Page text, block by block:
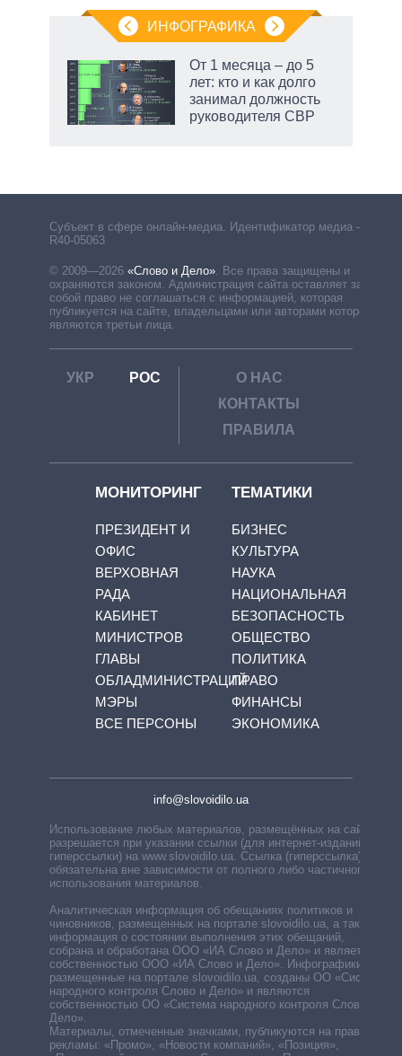
ИНФОГРАФИКА
От 1 месяца – до 5
лет: кто и как долго
занимал должность
руководителя СВР
Субъект в сфере онлайн-медиа. Идентификатор медиа –
R40-05063
© 2009—2026 «Слово и Дело». Все права защищены и
охраняются законом. Администрация сайта оставляет за
собой право не соглашаться с информацией, которая
публикуется на сайте, владельцами или авторами которой
являются третьи лица.
УКР РОС
О НАС
КОНТАКТЫ
ПРАВИЛА
МОНИТОРИНГ
ПРЕЗИДЕНТ И
ОФИС
ВЕРХОВНАЯ
РАДА
КАБИНЕТ
МИНИСТРОВ
ГЛАВЫ
ОБЛАДМИНИСТРАЦИЙ
МЭРЫ
ВСЕ ПЕРСОНЫ
ТЕМАТИКИ
БИЗНЕС
КУЛЬТУРА
НАУКА
НАЦИОНАЛЬНАЯ
БЕЗОПАСНОСТЬ
ОБЩЕСТВО
ПОЛИТИКА
ПРАВО
ФИНАНСЫ
ЭКОНОМИКА
info@slovoidilo.ua
Использование любых материалов, размещённых на сайте,
разрешается при указании ссылки (для интернет-изданий —
гиперссылки) на www.slovoidilo.ua. Ссылка (гиперссылка)
обязательна вне зависимости от полного либо частичного
использования материалов.
Аналитическая информация об обещаниях политиков и
чиновников, размещенных на портале slovoidilo.ua, а также
информация о состоянии выполнения этих обещаний,
собрана и обработана ООО «ИА Слово и Дело» и является
собственностью ООО «ИА Слово и Дело». Инфографики,
размещенные на портале slovoidilo.ua, созданы ОО «Система
народного контроля Слово и Дело» и являются
собственностью ОО «Система народного контроля Слово и
Дело».
Материалы, отмеченные значками, публикуются на правах
рекламы: «Промо», «Новости компаний», «Позиция»,